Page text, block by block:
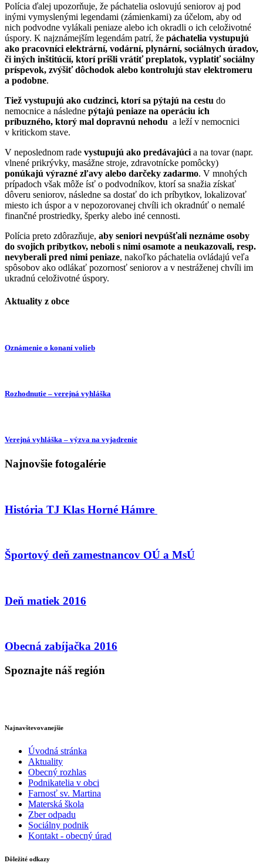
Polícia ďalej upozorňuje, že páchatelia oslovujú seniorov aj pod
inými vymyslenými legendami (zámienkami) za účelom, aby od
nich podvodne vylákali peniaze alebo ich okradli o ich celoživotné
úspory. K najznámejším legendám patrí, že páchatelia vystupujú
ako pracovníci elektrární, vodární, plynární, sociálnych úradov,
či iných inštitúcií, ktorí prišli vrátiť preplatok, vyplatiť sociálny
príspevok, zvýšiť dôchodok alebo kontrolujú stav elektromeru
a podobne.
Tiež vystupujú ako cudzinci, ktorí sa pýtajú na cestu do
nemocnice a následne pýtajú peniaze na operáciu ich
príbuzného, ktorý mal dopravnú nehodu a leží v nemocnici
v kritickom stave.
V neposlednom rade vystupujú ako predávajúci a na tovar (napr.
vlnené prikrývky, masážne stroje, zdravotnícke pomôcky)
ponúkajú výrazné zľavy alebo darčeky zadarmo. V mnohých
prípadoch však môže ísť o podvodníkov, ktorí sa snažia získať
dôveru seniorov, následne sa dostať do ich príbytkov, lokalizovať
miesto ich úspor a v nepozorovanej chvíli ich okradnúť o nemalé
finančné prostriedky, šperky alebo iné cennosti.
Polícia preto zdôrazňuje, aby seniori nevpúšťali neznáme osoby
do svojich príbytkov, neboli s nimi osamote a neukazovali, resp.
nevyberali pred nimi peniaze, nakoľko páchatelia ovládajú veľa
spôsobov ako odlákať pozornosť seniorov a v nestráženej chvíli im
ukradnú celoživotné úspory.
Aktuality z obce
Oznámenie o konaní volieb
Rozhodnutie – verejná vyhláška
Verejná vyhláška – výzva na vyjadrenie
Najnovšie fotogalérie
História TJ Klas Horné Hámre
Športový deň zamestnancov OÚ a MsÚ
Deň matiek 2016
Obecná zabíjačka 2016
Spoznajte náš región
Najnavštevovanejšie
Úvodná stránka
Aktuality
Obecný rozhlas
Podnikatelia v obci
Farnosť sv. Martina
Materská škola
Zber odpadu
Sociálny podnik
Kontakt - obecný úrad
Dôležité odkazy